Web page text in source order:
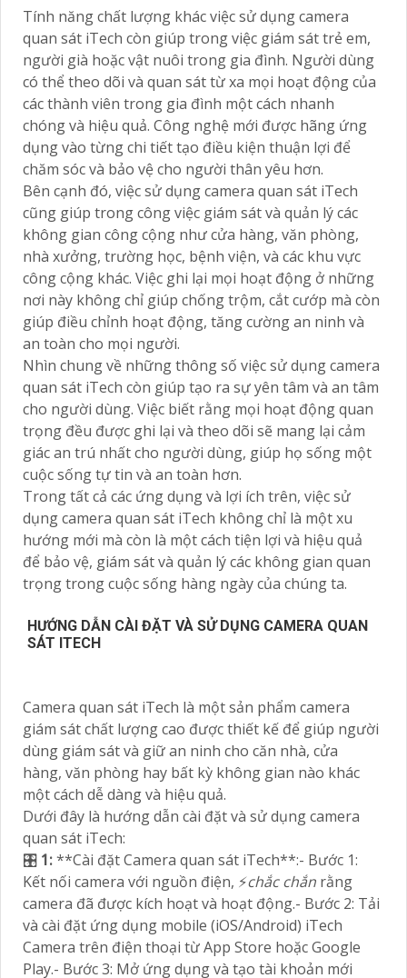
Tính năng chất lượng khác việc sử dụng camera
quan sát iTech còn giúp trong việc giám sát trẻ em,
người già hoặc vật nuôi trong gia đình. Người dùng
có thể theo dõi và quan sát từ xa mọi hoạt động của
các thành viên trong gia đình một cách nhanh
chóng và hiệu quả. Công nghệ mới được hãng ứng
dụng vào từng chi tiết tạo điều kiện thuận lợi để
chăm sóc và bảo vệ cho người thân yêu hơn.
Bên cạnh đó, việc sử dụng camera quan sát iTech
cũng giúp trong công việc giám sát và quản lý các
không gian công cộng như cửa hàng, văn phòng,
nhà xưởng, trường học, bệnh viện, và các khu vực
công cộng khác. Việc ghi lại mọi hoạt động ở những
nơi này không chỉ giúp chống trộm, cắt cướp mà còn
giúp điều chỉnh hoạt động, tăng cường an ninh và
an toàn cho mọi người.
Nhìn chung về những thông số việc sử dụng camera
quan sát iTech còn giúp tạo ra sự yên tâm và an tâm
cho người dùng. Việc biết rằng mọi hoạt động quan
trọng đều được ghi lại và theo dõi sẽ mang lại cảm
giác an trú nhất cho người dùng, giúp họ sống một
cuộc sống tự tin và an toàn hơn.
Trong tất cả các ứng dụng và lợi ích trên, việc sử
dụng camera quan sát iTech không chỉ là một xu
hướng mới mà còn là một cách tiện lợi và hiệu quả
để bảo vệ, giám sát và quản lý các không gian quan
trọng trong cuộc sống hàng ngày của chúng ta.
HƯỚNG DẪN CÀI ĐẶT VÀ SỬ DỤNG CAMERA QUAN
SÁT ITECH
Camera quan sát iTech là một sản phẩm camera
giám sát chất lượng cao được thiết kế để giúp người
dùng giám sát và giữ an ninh cho căn nhà, cửa
hàng, văn phòng hay bất kỳ không gian nào khác
một cách dễ dàng và hiệu quả.
Dưới đây là hướng dẫn cài đặt và sử dụng camera
quan sát iTech:
🎛 1:**Cài đặt Camera quan sát iTech**:- Bước 1:
Kết nối camera với nguồn điện, ️⚡chắc chắn rằng
camera đã được kích hoạt và hoạt động.- Bước 2: Tải
và cài đặt ứng dụng mobile (iOS/Android) iTech
Camera trên điện thoại từ App Store hoặc Google
Play.- Bước 3: Mở ứng dụng và tạo tài khoản mới